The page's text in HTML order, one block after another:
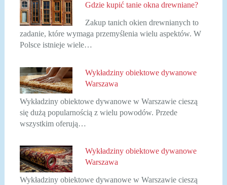
Gdzie kupić tanie okna drewniane?
Zakup tanich okien drewnianych to
zadanie, które wymaga przemyślenia wielu aspektów. W
Polsce istnieje wiele…
Wykładziny obiektowe dywanowe
Warszawa
Wykładziny obiektowe dywanowe w Warszawie cieszą
się dużą popularnością z wielu powodów. Przede
wszystkim oferują…
Wykładziny obiektowe dywanowe
Warszawa
Wykładziny obiektowe dywanowe w Warszawie cieszą